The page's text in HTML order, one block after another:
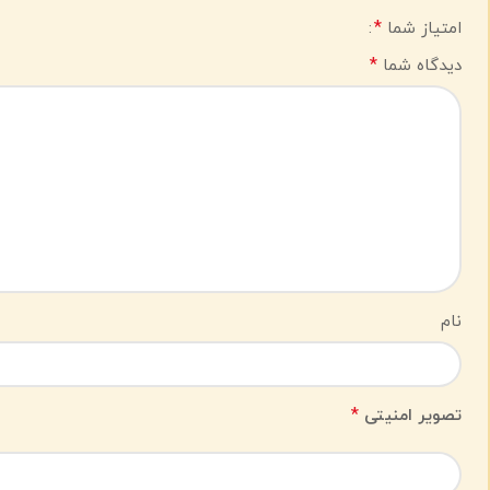
امتیاز شما *
دیدگاه شما *
نام
تصویر امنیتی *